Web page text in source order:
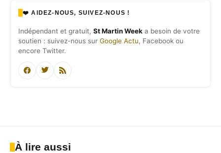
❤️ AIDEZ-NOUS, SUIVEZ-NOUS !
Indépendant et gratuit, St Martin Week a besoin de votre
soutien : suivez-nous sur Google Actu, Facebook ou
encore Twitter.
À lire aussi